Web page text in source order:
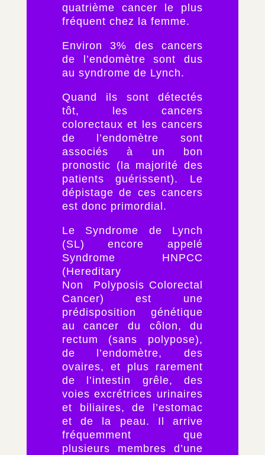
quatrième cancer le plus
fréquent chez la femme.
Environ 3% des cancers
de l’endomètre sont dus
au syndrome de Lynch.
Quand ils sont détectés
tôt, les cancers
colorectaux et les cancers
de l’endomètre sont
associés à un bon
pronostic (la majorité des
patients guérissent). Le
dépistage de ces cancers
est donc primordial.
Le Syndrome de Lynch
(SL) encore appelé
Syndrome HNPCC
(Hereditary
Non Polyposis Colorectal
Cancer) est une
prédisposition génétique
au cancer du côlon, du
rectum (sans polypose),
de l’endomètre, des
ovaires, et plus rarement
de l’intestin grêle, des
voies excrétrices urinaires
et biliaires, de l’estomac
et de la peau. Il arrive
fréquemment que
plusieurs membres d’une